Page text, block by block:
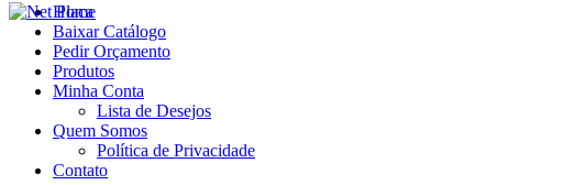
Home
Baixar Catálogo
Pedir Orçamento
Produtos
Minha Conta
Lista de Desejos
Quem Somos
Política de Privacidade
Contato